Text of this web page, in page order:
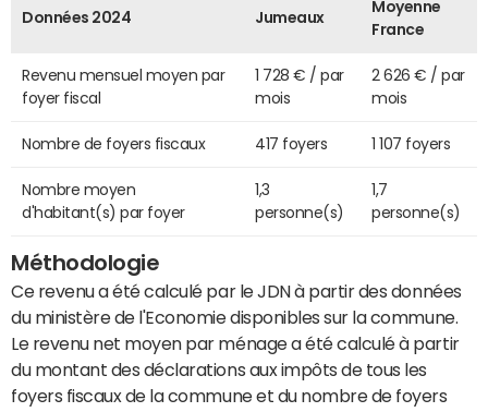
Données 2024 Jumeaux
Moyenne
France
Revenu mensuel moyen par
foyer fiscal
1 728 € / par
mois
2 626 € / par
mois
Nombre de foyers fiscaux 417 foyers 1 107 foyers
Nombre moyen
d'habitant(s) par foyer
1,3
personne(s)
1,7
personne(s)
Méthodologie
Ce revenu a été calculé par le JDN à partir des données
du ministère de l'Economie disponibles sur la commune.
Le revenu net moyen par ménage a été calculé à partir
du montant des déclarations aux impôts de tous les
foyers fiscaux de la commune et du nombre de foyers